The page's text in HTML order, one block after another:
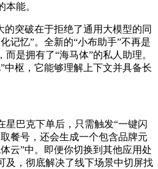
能。
的突破在于拒绝了通用大模型的同
记忆”。全新的“小布助手”不再是
是拥有了“海马体”的私人助理。
中枢，它能够理解上下文并具备长
星巴克下单后，只需触发“一键闪
餐号，还会生成一个包含品牌元
云”中。即便你切换到其他应用处
及，彻底解决了线下场景中切屏找